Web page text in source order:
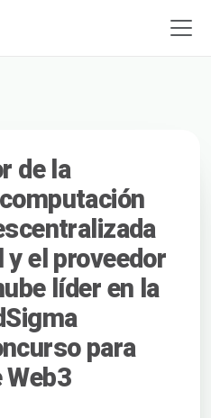
de la
el proveedor
líder en la
para